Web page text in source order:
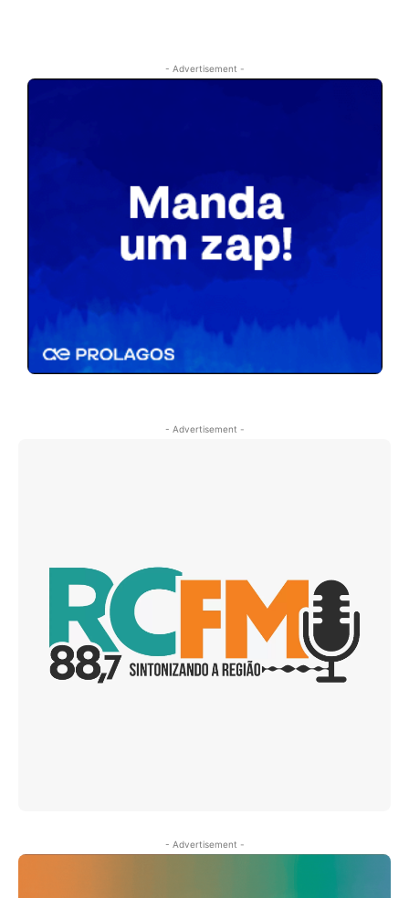
- Advertisement -
- Advertisement -
- Advertisement -